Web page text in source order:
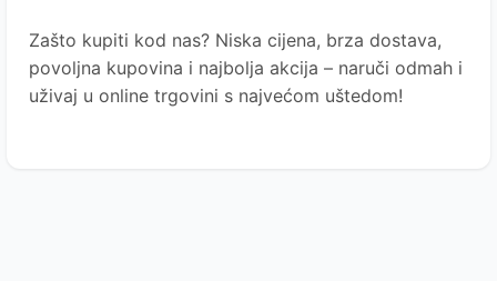
Zašto kupiti kod nas? Niska cijena, brza dostava,
povoljna kupovina i najbolja akcija – naruči odmah i
uživaj u online trgovini s najvećom uštedom!